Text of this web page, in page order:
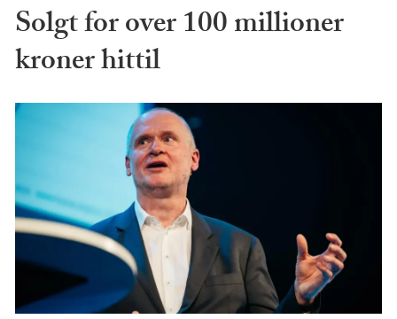
Solgt for over 100 millioner
kroner hittil